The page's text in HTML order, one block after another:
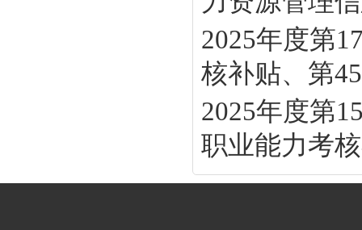
2025年度第
核补贴、第
2025年度第
职业能力考